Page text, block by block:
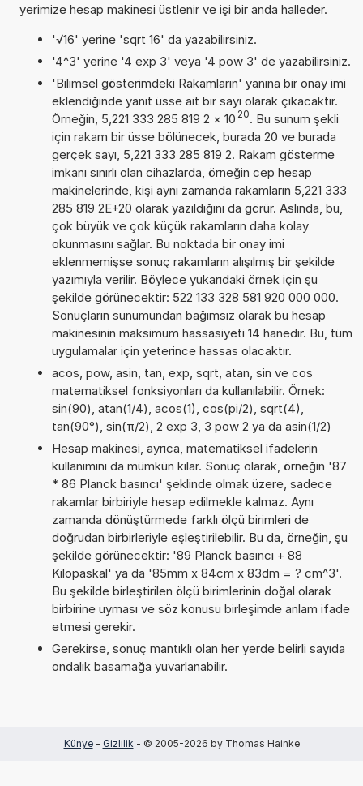
yerimize hesap makinesi üstlenir ve işi bir anda halleder.
'√16' yerine 'sqrt 16' da yazabilirsiniz.
'4^3' yerine '4 exp 3' veya '4 pow 3' de yazabilirsiniz.
'Bilimsel gösterimdeki Rakamların' yanına bir onay imi
eklendiğinde yanıt üsse ait bir sayı olarak çıkacaktır.
Örneğin, 5,221 333 285 819 2 × 10 20. Bu sunum şekli
için rakam bir üsse bölünecek, burada 20 ve burada
gerçek sayı, 5,221 333 285 819 2. Rakam gösterme
imkanı sınırlı olan cihazlarda, örneğin cep hesap
makinelerinde, kişi aynı zamanda rakamların 5,221 333
285 819 2E+20 olarak yazıldığını da görür. Aslında, bu,
çok büyük ve çok küçük rakamların daha kolay
okunmasını sağlar. Bu noktada bir onay imi
eklenmemişse sonuç rakamların alışılmış bir şekilde
yazımıyla verilir. Böylece yukarıdaki örnek için şu
şekilde görünecektir: 522 133 328 581 920 000 000.
Sonuçların sunumundan bağımsız olarak bu hesap
makinesinin maksimum hassasiyeti 14 hanedir. Bu, tüm
uygulamalar için yeterince hassas olacaktır.
acos, pow, asin, tan, exp, sqrt, atan, sin ve cos
matematiksel fonksiyonları da kullanılabilir. Örnek:
sin(90), atan(1/4), acos(1), cos(pi/2), sqrt(4),
tan(90°), sin(π/2), 2 exp 3, 3 pow 2 ya da asin(1/2)
Hesap makinesi, ayrıca, matematiksel ifadelerin
kullanımını da mümkün kılar. Sonuç olarak, örneğin '87
* 86 Planck basıncı' şeklinde olmak üzere, sadece
rakamlar birbiriyle hesap edilmekle kalmaz. Aynı
zamanda dönüştürmede farklı ölçü birimleri de
doğrudan birbirleriyle eşleştirilebilir. Bu da, örneğin, şu
şekilde görünecektir: '89 Planck basıncı + 88
Kilopaskal' ya da '85mm x 84cm x 83dm = ? cm^3'.
Bu şekilde birleştirilen ölçü birimlerinin doğal olarak
birbirine uyması ve söz konusu birleşimde anlam ifade
etmesi gerekir.
Gerekirse, sonuç mantıklı olan her yerde belirli sayıda
ondalık basamağa yuvarlanabilir.
Künye- Gizlilik - © 2005-2026 by Thomas Hainke